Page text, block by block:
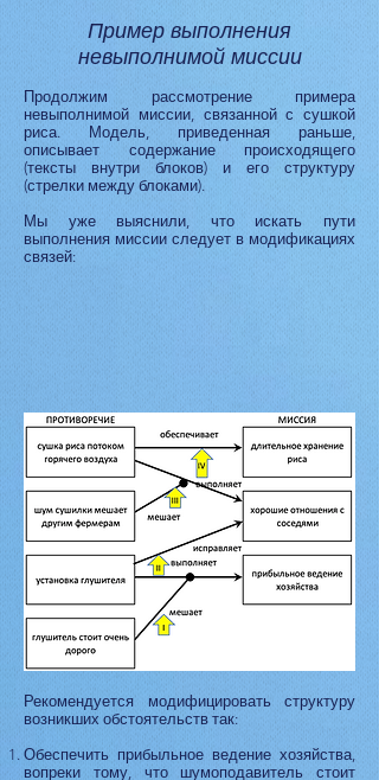
Пример выполнения
невыполнимой миссии
Продолжим рассмотрение примера
невыполнимой миссии, связанной с сушкой
риса. Модель, приведенная раньше,
описывает содержание происходящего
(тексты внутри блоков) и его структуру
(стрелки между блоками).
Мы уже выяснили, что искать пути
выполнения миссии следует в модификациях
связей:
Рекомендуется модифицировать структуру
возникших обстоятельств так:
Обеспечить прибыльное ведение хозяйства,
вопреки тому, что шумоподавитель стоит